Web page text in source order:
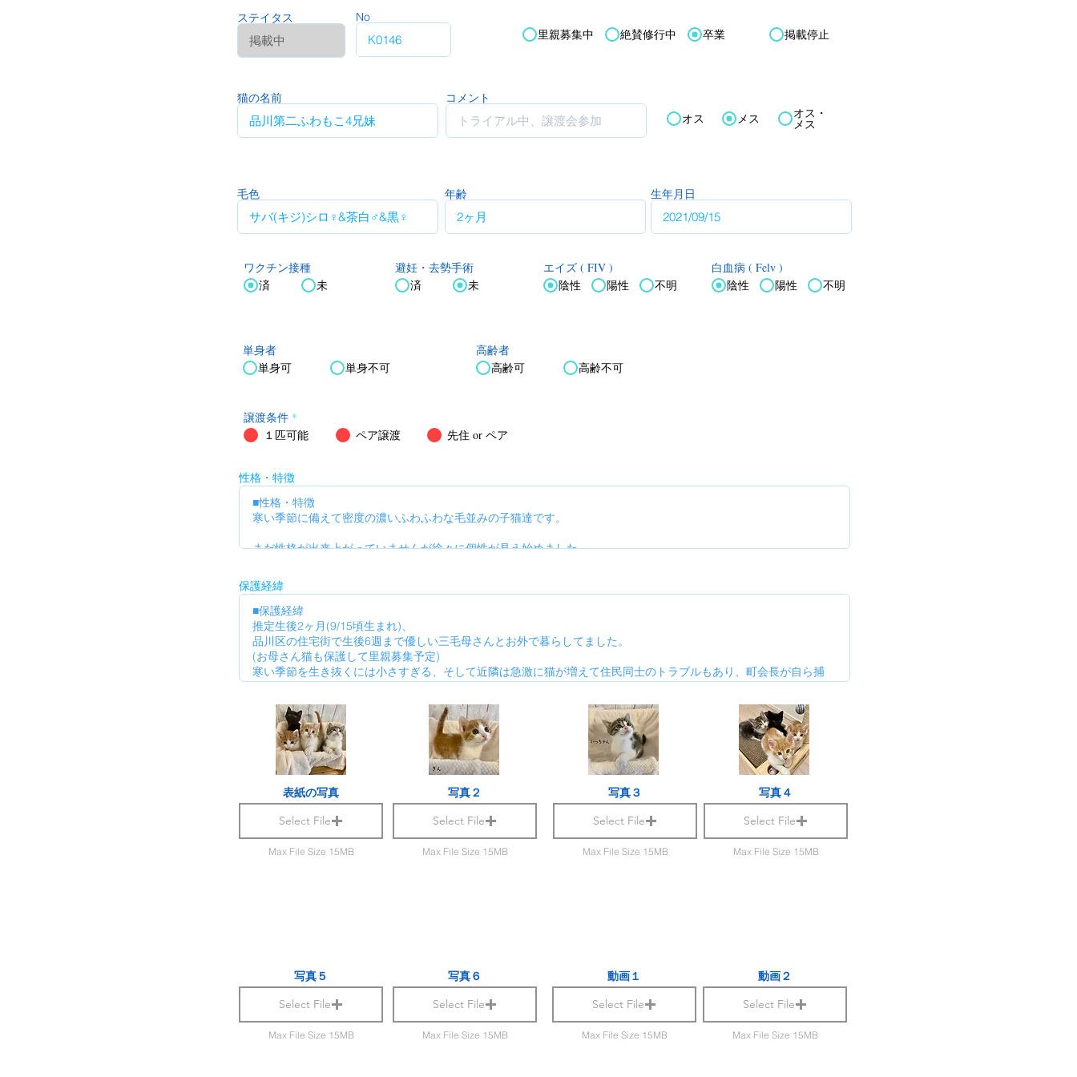
動画１
Select File
Max File Size 15MB
写真６
Select File
Max File Size 15MB
動画２
Select File
Max File Size 15MB
ステイタス No
里親募集中 絶賛修行中 卒業 掲載停止
猫の名前 コメント
オス メス オス・
メス
毛色 年齢 生年月日
ワクチン接種
済
未
避妊・去勢手術
済 未
エイズ ( FIV )
陰性
陽性 不明
白血病 ( Felv )
陰性
陽性 不明
単身者
単身可
単身不可
高齢者
高齢可
高齢不可
譲渡条件 *
１匹可能
ペア譲渡 先住 or ペア
性格・特徴
保護経緯
表紙の写真
Select File
Max File Size 15MB
写真２
Select File
Max File Size 15MB
写真３
Select File
Max File Size 15MB
写真４
Select File
Max File Size 15MB
写真５
Select File
Max File Size 15MB